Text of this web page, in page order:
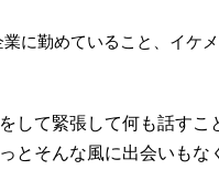
に勤めていること、イケ
して緊張して何も話す
とそんな風に出会いもな